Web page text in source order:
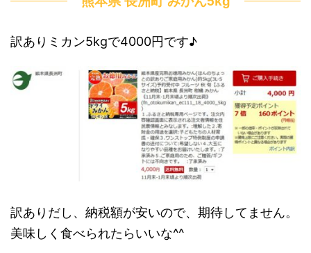
訳ありミカン5kgで4000円です♪
訳ありだし、納税額が安いので、期待してません。
美味しく食べられたらいいな^^